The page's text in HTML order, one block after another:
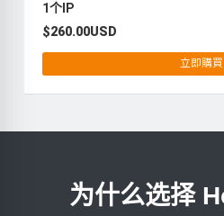
1个IP
$260.00USD
立即購買
为什么选择